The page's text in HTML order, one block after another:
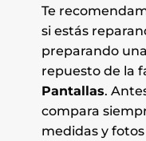
Te
si estás
preparando
repuesto de la
Pantallas.
compara
medidas y